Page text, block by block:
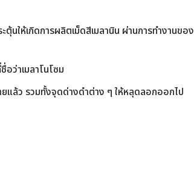
นให้เกิดการผลิตเม็ดสีเมลานิน ผ่านการทำงานของ
ว่าเมลาโนโซม
แล้ว รวมทั้งจุดด่างดำต่าง ๆ ให้หลุดลอกออกไป